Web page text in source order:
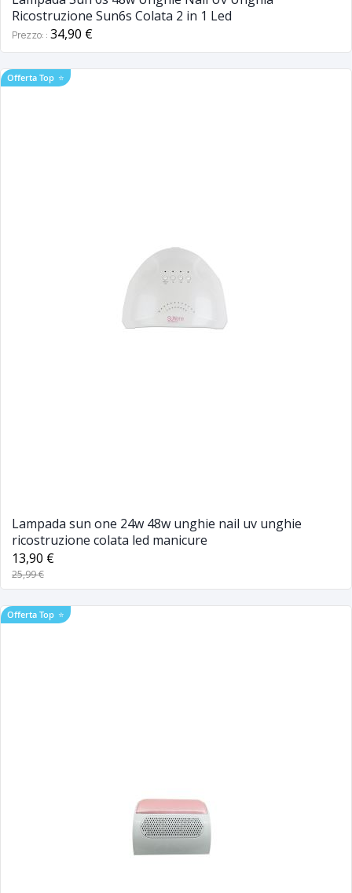
Ricostruzione Sun6s Colata 2 in 1 Led
Prezzo: 34,90 €
Offerta Top ⭐
Lampada sun one 24w 48w unghie nail uv unghie
ricostruzione colata led manicure
13,90 €
25,99 €
Offerta Top ⭐